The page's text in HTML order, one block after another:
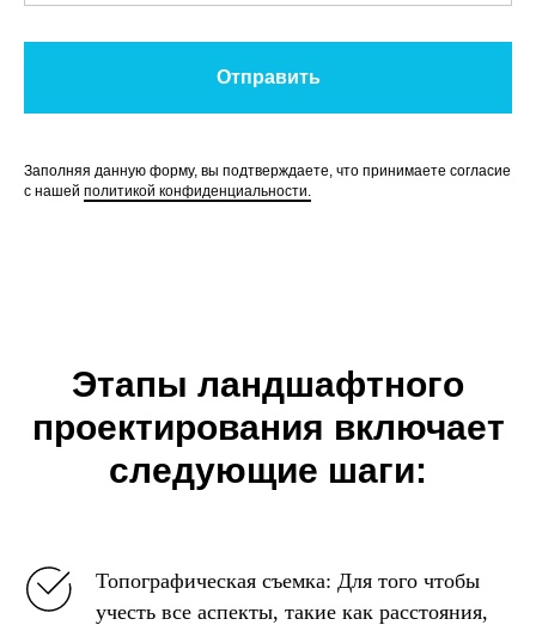
Отправить
Заполняя данную форму, вы подтверждаете, что принимаете согласие
с нашей политикой конфиденциальности.
Этапы ландшафтного
проектирования включает
следующие шаги:
Топографическая съемка: Для того чтобы
учесть все аспекты, такие как расстояния,